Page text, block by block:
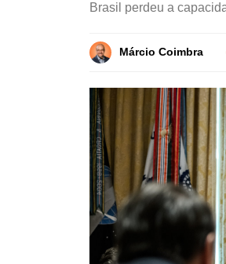
Brasil perdeu a
Márcio Coimbra